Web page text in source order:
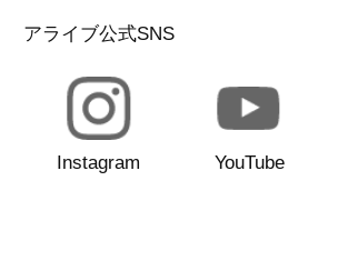
アライブ公式SNS
Instagram YouTube